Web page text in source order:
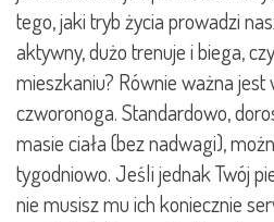
tego, jaki tryb życia prowadzi
aktywny, dużo trenuje i biega,
mieszkaniu? Równie ważna
czworonoga. Standardowo,
masie ciała (bez nadwagi),
tygodniowo. Jeśli jednak Twój
nie musisz mu ich koniecznie